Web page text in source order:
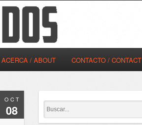
ACERCA / ABOUT CONTACTO / CONTACT
OCT
08